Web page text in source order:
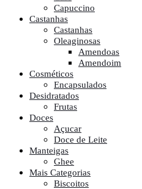
Capuccino
Castanhas
Castanhas
Oleaginosas
Amendoas
Amendoim
Cosméticos
Encapsulados
Desidratados
Frutas
Doces
Açucar
Doce de Leite
Manteigas
Ghee
Mais Categorias
Biscoitos